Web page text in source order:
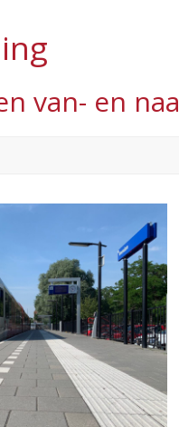
van- en